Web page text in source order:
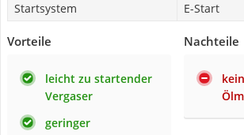
Startsystem
E-Start
Vorteile
leicht zu startender
Vergaser
geringer
Nachteile